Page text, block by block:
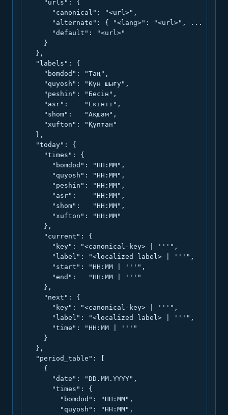
    "urls": {
      "canonical": "<url>",
      "alternate": { "<lang>": "<url>", ... },
      "default": "<url>"
    }
  },
  "labels": {
    "bomdod": "Таң",
    "quyosh": "Күн шығу",
    "peshin": "Бесін",
    "asr":    "Екінті",
    "shom":   "Ақшам",
    "xufton": "Құптан"
  },
  "today": {
    "times": {
      "bomdod": "HH:MM",
      "quyosh": "HH:MM",
      "peshin": "HH:MM",
      "asr":    "HH:MM",
      "shom":   "HH:MM",
      "xufton": "HH:MM"
    },
    "current": {
      "key": "<canonical-key> | '''",
      "label": "<localized label> | '''",
      "start": "HH:MM | '''",
      "end":   "HH:MM | '''"
    },
    "next": {
      "key": "<canonical-key> | '''",
      "label": "<localized label> | '''",
      "time": "HH:MM | '''"
    }
  },
  "period_table": [
    {
      "date": "DD.MM.YYYY",
      "times": {
        "bomdod": "HH:MM",
        "quyosh": "HH:MM",